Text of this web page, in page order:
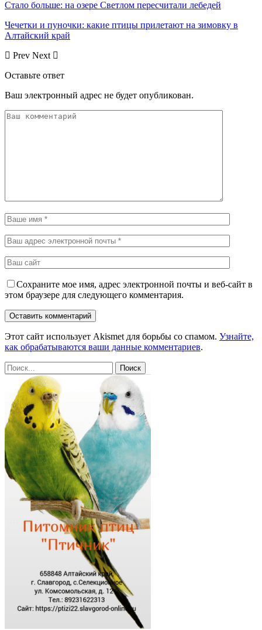
Стало больше: на озере Светлом пересчитали лебедей
Чечетки и пуночки: какие птицы прилетают на зимовку в
Алтайский край
Prev Next
Оставьте ответ
Ваш электронный адрес не будет опубликован.
Сохраните мое имя, адрес электронной почты и веб-сайт в
этом браузере для следующего комментария.
Этот сайт использует Akismet для борьбы со спамом. Узнайте,
как обрабатываются ваши данные комментариев.